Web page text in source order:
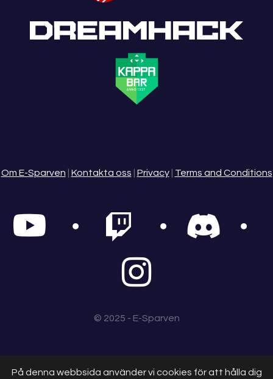
På denna webbsida använder vi cookies för att hålla dig
Om E-Sparven Kontakta oss Privacy| Terms and Conditions
© 2025 - E-Sparven